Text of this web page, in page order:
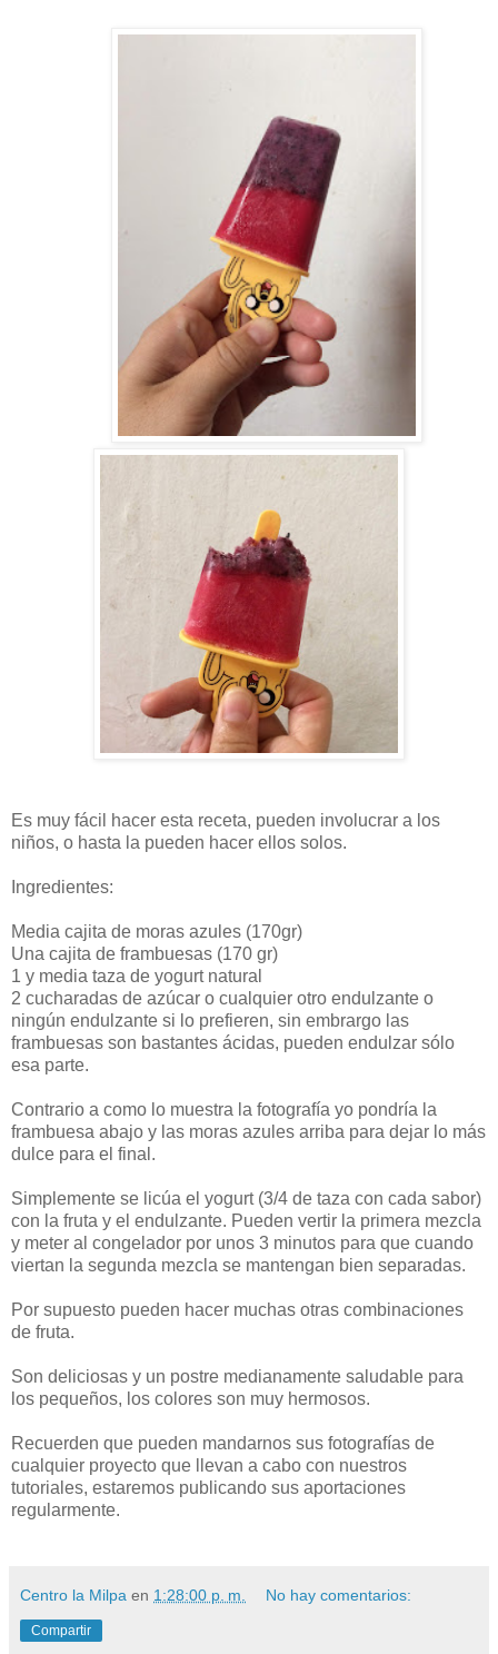
Es muy fácil hacer esta receta, pueden involucrar a los
niños, o hasta la pueden hacer ellos solos.
Ingredientes:
Media cajita de moras azules (170gr)
Una cajita de frambuesas (170 gr)
1 y media taza de yogurt natural
2 cucharadas de azúcar o cualquier otro endulzante o
ningún endulzante si lo prefieren, sin embrargo las
frambuesas son bastantes ácidas, pueden endulzar sólo
esa parte.
Contrario a como lo muestra la fotografía yo pondría la
frambuesa abajo y las moras azules arriba para dejar lo más
dulce para el final.
Simplemente se licúa el yogurt (3/4 de taza con cada sabor)
con la fruta y el endulzante. Pueden vertir la primera mezcla
y meter al congelador por unos 3 minutos para que cuando
viertan la segunda mezcla se mantengan bien separadas.
Por supuesto pueden hacer muchas otras combinaciones
de fruta.
Son deliciosas y un postre medianamente saludable para
los pequeños, los colores son muy hermosos.
Recuerden que pueden mandarnos sus fotografías de
cualquier proyecto que llevan a cabo con nuestros
tutoriales, estaremos publicando sus aportaciones
regularmente.
Centro la Milpa en 1:28:00 p. m. No hay comentarios:
Compartir